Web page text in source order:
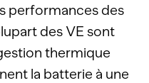
performances des
des VE sont
thermique
la batterie à une